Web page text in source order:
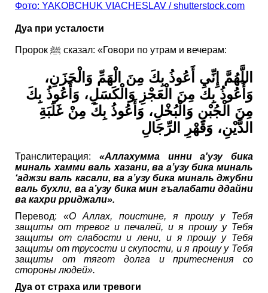
Фото: YAKOBCHUK VIACHESLAV / shutterstock.com
Дуа при усталости
Пророк ﷺ сказал: «Говори по утрам и вечерам:
اللَّهُمَّ إِنِّي أَعُوذُ بِكَ مِنَ الْهَمِّ وَالْحَزَنِ،
وَأَعُوذُ بِكَ مِنَ الْعَجْزِ وَالْكَسَلِ، وَأَعُوذُ بِكَ
مِنَ الْجُبْنِ وَالْبُخْلِ، وَأَعُوذُ بِكَ مِنْ غَلَبَةِ
الدَّيْنِ، وَقَهْرِ الرِّجَالِ
Транслитерация: «Аллахумма инни а'узу бика
миналь хамми валь хазани, ва а’узу бика миналь
‘аджзи валь касали, ва а’узу бика миналь джубни
валь бухли, ва а’узу бика мин гъалабати ддайни
ва кахри рриджали».
Перевод: «О Аллах, поистине, я прошу у Тебя
защиты от тревог и печалей, и я прошу у Тебя
защиты от слабости и лени, и я прошу у Тебя
защиты от трусости и скупости, и я прошу у Тебя
защиты от тягот долга и притеснения со
стороны людей».
Дуа от страха или тревоги